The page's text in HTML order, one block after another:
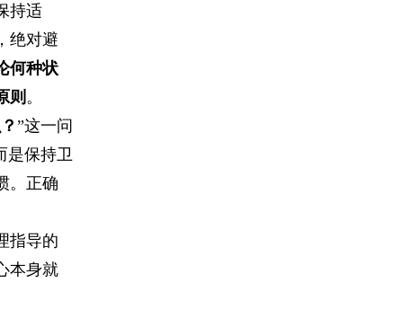
持适
绝对避
何种状
则 。
”这一问
是保持卫
。正确
指导的
本身就